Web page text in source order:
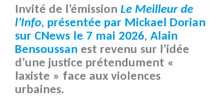
Invité de l’émission Le Meilleur de
l’Info, présentée par Mickael Dorian
sur CNews le 7 mai 2026, Alain
Bensoussan est revenu sur l’idée
d’une justice prétendument «
laxiste » face aux violences
urbaines.